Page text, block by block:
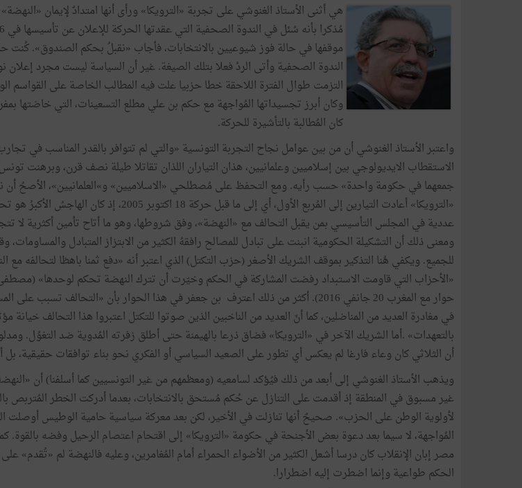
هيأثنى الأستاذ الغنوشي على تجربة «الترويكا» ورأىأنها امتدادٌلإيمان «النهضة»
مُذكرا بأنه سُئل في الندوة الصحفية التي عقدتها الحركة للإعلان عن تأسيسها في 6
موقفها في حالة فوزشيوعيين بالانتخابات، فأجاب «نقبلُ بحكم الصندوق»
.كُنت
الندوة الصحفية وأتى الردُ فعلا بتلك الصيغة. غيرأن السياسة ليست مجرد إعلان
التزمت طوال الفترة اللاحقة خطا حزبيا علت فيه المطالب الخاصة على القواسم
وكانأبرز تجسيداتها المُواجهة مع حكم بن علي مطلع التسعينات، التي خاضتها
كان المُطالبة بالتأشيرة للحركة.
واعتبرالأستاذ الغنوشيأن من بين عوامل نجاح التجربة التونسية «والتي لم تتوافربالقدرالمناسب في
الاستقطاب الايديولوجي بين إسلاميين وعلمانيين، هذان التياران اللذان تقاتلا طيلة نصف قرن، وبرهنت تونس
جمعهما في حكومة واحدة» حسب رأيه. ومع التحفظ على مُصطلحي «الاسلاميين» و»العلمانيين»، الأصحُأن
«الترويكا»أعادت التيارين إلى المُربع الأول،أي إلى ما قبل حركة 18 اكتوبر2005، إذكان الهاجسُ الأكبرُهو
عددية في المجلس التأسيسي بمن يقبل التحالف مع «النهضة»، وفق شروطها، وهو ماأتاح تأمينأكثرية لا
ومعنىذلكأن التشكيلة الحكومية انبنت على تبادل للمصالح رافقهُ الكثيرمن الابتزازالمتبادل والمساومات،
للجميع. ويكفي هُنا التذكيربموقف الشريك الأصغر(حزب التكتل) الذي اعتبرأنه «دفع ثمنا باهظا لتحالفه مع
«الأحزاب التي قاومت الاستبداد رفضت المشاركة في الحكم وخيّرتأن تتركالنهضة تحكم لوحدها»
(
حوارمع المغرب 20 جانفي 2016
).أكثرمنذلك اعترف بن جعفرفي هذا الحواربأن «التحالف تسبب على
في مغادرة العديد من المناضلين،كماأنّ العديد من الناخبين الذين صوتوا للتكتل اعتبروا هذا التحالف خيانة
بالتعهدات»
.أما الشريك الآخرفي «الترويكا» فضاقذرعا بالهيمنة حتىأطلق زفرته المُدوية ضد التغوُل.
أن الثلاثيكان وعاء فارغا لم يعكسأي تطورعلى الصعيد السياسيأو الفكري نحو بناء توافقات حقيقية، بل
ويذهب الأستاذ الغنوشي إلىأبعد منذلك فيُؤكد لسامعيه (ومعظمهم من غيرالتونسيينكماأسلفنا)أن «
غيرمسبوق في المنطقة إذأقدمت على التنازل عن حُكم مُستحق بالانتخابات، بعدماأدركت الخطرالمُتربص
لأولوية الوطن على الحزب»
. صحيحٌأنها تنازلت في الأخير، لكن بعد معركة سياسية حامية الوطيسأوصلت
المُواجهة، لا سيما بعددعوة بعض الأجنحة في حكومة «الترويكا» إلى اقتحام اعتصام الرحيل وفضه بالقوة.
مصرإبان الإنقلابكاندرساأشعل الكثيرمن الأضواء الحمراءأمام المُغامرين، وعليه فالنهضة لم «تُقدم» على
الحكم طواعية وإنما اضطرت إليه اضطرارا.